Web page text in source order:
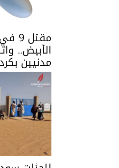
الأبيض..
مدنيين